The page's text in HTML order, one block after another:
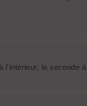
la seconde